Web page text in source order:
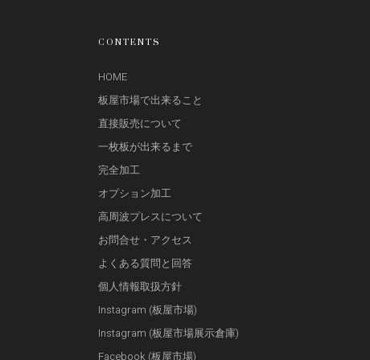
CONTENTS
HOME
板屋市場で出来ること
直接販売について
一枚板が出来るまで
完全加工
オプション加工
高周波プレスについて
お問合せ・アクセス
よくある質問と回答
個人情報取扱方針
Instagram (板屋市場)
Instagram (板屋市場展示倉庫)
Facebook (板屋市場)